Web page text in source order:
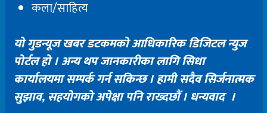
कला/साहित्य
यो गुडन्यूज खबर डटकमको आधिकारिक डिजिटल न्युज
पोर्टल हो । अन्य थप जानकारीका लागि सिधा
कार्यालयमा सम्पर्क गर्न सकिन्छ । हामी सदैव सिर्जनात्मक
सुझाव, सहयोगको अपेक्षा पनि राख्दछौं । धन्यवाद ।